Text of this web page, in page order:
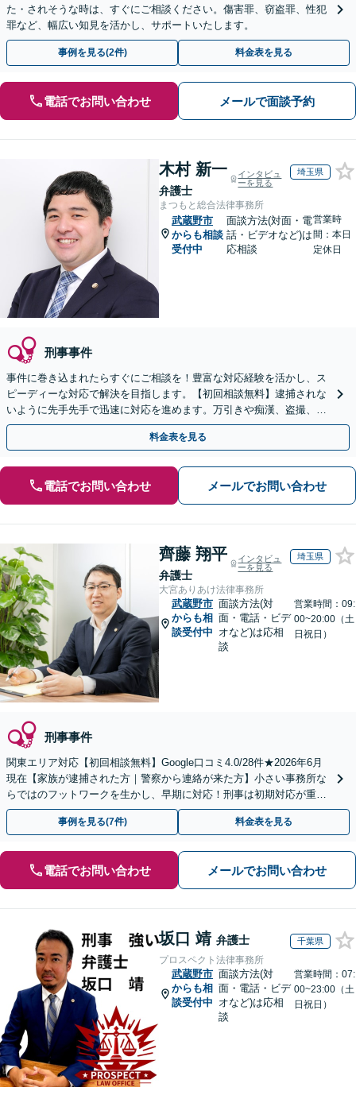
た・されそうな時は、すぐにご相談ください。傷害罪、窃盗罪、性犯
罪など、幅広い知見を活かし、サポートいたします。
事例を見る(2件) 料金表を見る
電話でお問い合わせ メールで面談予約
木村 新一
弁護士
インタビュ
ーを見る
埼玉県
まつもと総合法律事務所
武蔵野市
からも相談
受付中
面談方法(対面・電
話・ビデオなど)は
応相談
営業時
間：本日
定休日
刑事事件
事件に巻き込まれたらすぐにご相談を！豊富な対応経験を活かし、ス
ピーディーな対応で解決を目指します。【初回相談無料】逮捕されな
いように先手先手で迅速に対応を進めます。万引きや痴漢、盗撮、覚
醒剤など幅広い事案に対応します。
料金表を見る
電話でお問い合わせ メールでお問い合わせ
齊藤 翔平
弁護士
インタビュ
ーを見る
埼玉県
大宮ありあけ法律事務所
武蔵野市
からも相
談受付中
面談方法(対
面・電話・ビデ
オなど)は応相
談
営業時間：09:
00~20:00（土
日祝日）
刑事事件
関東エリア対応【初回相談無料】Google口コミ4.0/28件★2026年6月
現在【家族が逮捕された方｜警察から連絡が来た方】小さい事務所な
らではのフットワークを生かし、早期に対応！刑事は初期対応が重要
なため、早めに弁護士にご相談ください
事例を見る(7件) 料金表を見る
電話でお問い合わせ メールでお問い合わせ
坂口 靖 弁護士 千葉県
プロスペクト法律事務所
武蔵野市
からも相
談受付中
面談方法(対
面・電話・ビデ
オなど)は応相
談
営業時間：07:
00~23:00（土
日祝日）